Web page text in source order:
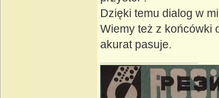
Dzięki temu dialog w
Wiemy też z końcówki
akurat pasuje.